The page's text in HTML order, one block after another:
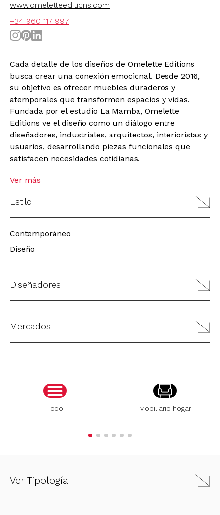
www.omeletteeditions.com
+34 960 117 997
Cada detalle de los diseños de Omelette Editions
busca crear una conexión emocional. Desde 2016,
su objetivo es ofrecer muebles duraderos y
atemporales que transformen espacios y vidas.
Fundada por el estudio La Mamba, Omelette
Editions ve el diseño como un diálogo entre
diseñadores, industriales, arquitectos, interioristas y
usuarios, desarrollando piezas funcionales que
satisfacen necesidades cotidianas.
Ver más
Estilo
Contemporáneo
Diseño
Diseñadores
Mercados
Todo Mobiliario hogar
Ver Tipología